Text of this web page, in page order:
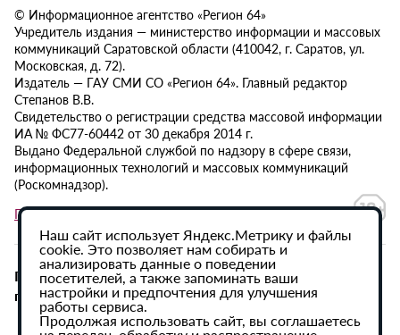
© Информационное агентство «Регион 64»
Учредитель издания — министерство информации и массовых
коммуникаций Саратовской области (410042, г. Саратов, ул.
Московская, д. 72).
Издатель — ГАУ СМИ СО «Регион 64». Главный редактор
Степанов В.В.
Свидетельство о регистрации средства массовой информации
ИА № ФС77-60442 от 30 декабря 2014 г.
Выдано Федеральной службой по надзору в сфере связи,
информационных технологий и массовых коммуникаций
(Роскомнадзор).
Политика в отношении обработки персональных данных
При использовании материалов сайта активная
гиперссылка на ИА «Регион 64» обязательна.
Наш сайт использует Яндекс.Метрику и файлы
cookie. Это позволяет нам собирать и
анализировать данные о поведении
посетителей, а также запоминать ваши
настройки и предпочтения для улучшения
работы сервиса.
Продолжая использовать сайт, вы соглашаетесь